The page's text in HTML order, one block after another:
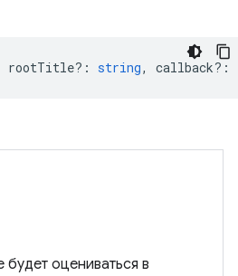
rootTitle? : string, callback? :
оцениваться в